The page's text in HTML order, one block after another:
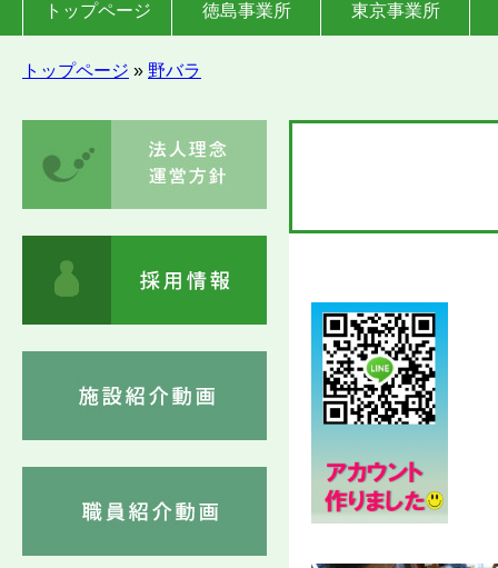
トップページ 徳島事業所 東京事業所
トップページ » 野バラ